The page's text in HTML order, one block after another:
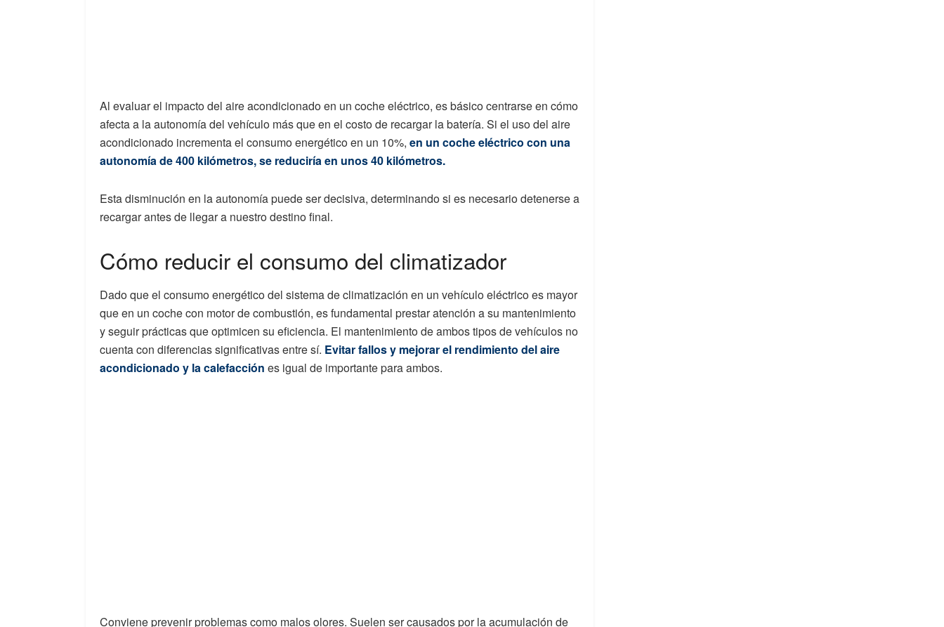
Al evaluar el impacto del aire acondicionado en un coche eléctrico, es básico centrarse en cómo
afecta a la autonomía del vehículo más que en el costo de recargar la batería. Si el uso del aire
acondicionado incrementa el consumo energético en un 10%, en un coche eléctrico con una
autonomía de 400 kilómetros, se reduciría en unos 40 kilómetros.
Esta disminución en la autonomía puede ser decisiva, determinando si es necesario detenerse a
recargar antes de llegar a nuestro destino final.
Cómo reducir el consumo del climatizador
Dado que el consumo energético del sistema de climatización en un vehículo eléctrico es mayor
que en un coche con motor de combustión, es fundamental prestar atención a su mantenimiento
y seguir prácticas que optimicen su eficiencia. El mantenimiento de ambos tipos de vehículos no
cuenta con diferencias significativas entre sí. Evitar fallos y mejorar el rendimiento del aire
acondicionado y la calefacción es igual de importante para ambos.
Conviene prevenir problemas como malos olores. Suelen ser causados por la acumulación de